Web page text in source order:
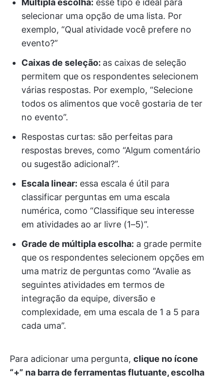
Múltipla escolha: esse tipo é ideal para
selecionar uma opção de uma lista. Por
exemplo, “Qual atividade você prefere no
evento?”
Caixas de seleção: as caixas de seleção
permitem que os respondentes selecionem
várias respostas. Por exemplo, “Selecione
todos os alimentos que você gostaria de ter
no evento”.
Respostas curtas: são perfeitas para
respostas breves, como “Algum comentário
ou sugestão adicional?”.
Escala linear: essa escala é útil para
classificar perguntas em uma escala
numérica, como “Classifique seu interesse
em atividades ao ar livre (1–5)”.
Grade de múltipla escolha: a grade permite
que os respondentes selecionem opções em
uma matriz de perguntas como “Avalie as
seguintes atividades em termos de
integração da equipe, diversão e
complexidade, em uma escala de 1 a 5 para
cada uma”.
Para adicionar uma pergunta, clique no ícone
“+” na barra de ferramentas flutuante, escolha